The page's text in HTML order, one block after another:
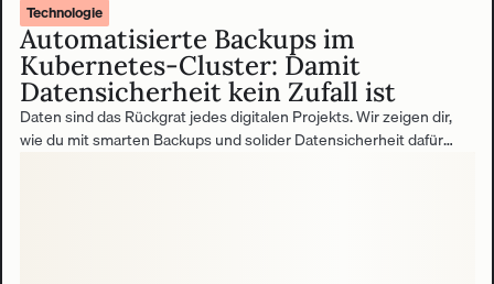
Technologie
Automatisierte Backups im
Kubernetes-Cluster: Damit
Datensicherheit kein Zufall ist
Daten sind das Rückgrat jedes digitalen Projekts. Wir zeigen dir,
wie du mit smarten Backups und solider Datensicherheit dafür